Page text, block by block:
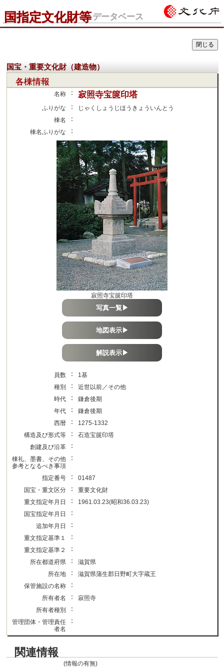
国指定文化財等データベース
国宝・重要文化財（建造物）
各棟情報
名称 ： 寂照寺宝篋印塔
ふりがな ：
じゃくしょうじほうきょういんとう
棟名
：
棟名ふりがな ：
寂照寺宝篋印塔
写真一覧▶
地図表示▶
解説表示▶
員数 ：
1基
種別
：
近世以前／その他
時代
：
鎌倉後期
年代
：
鎌倉後期
西暦
：
1275-1332
構造及び形式等
：
石造宝篋印塔
創建及び沿革
：
棟礼、墨書、その他
参考となるべき事項
：
指定番号 ：
01487
国宝・重文区分
：
重要文化財
重文指定年月日
：
1961.03.23(昭和36.03.23)
国宝指定年月日
：
追加年月日 ：
重文指定基準１ ：
重文指定基準２ ：
所在都道府県 ：
滋賀県
所在地
：
滋賀県蒲生郡日野町大字蔵王
保管施設の名称
：
所有者名 ：
寂照寺
所有者種別
：
管理団体・管理責任
者名
：
関連情報
(情報の有無)